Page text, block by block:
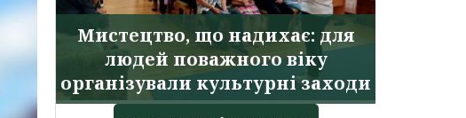
Мистецтво, що надихає: для
людей поважного віку
організували культурні заходи